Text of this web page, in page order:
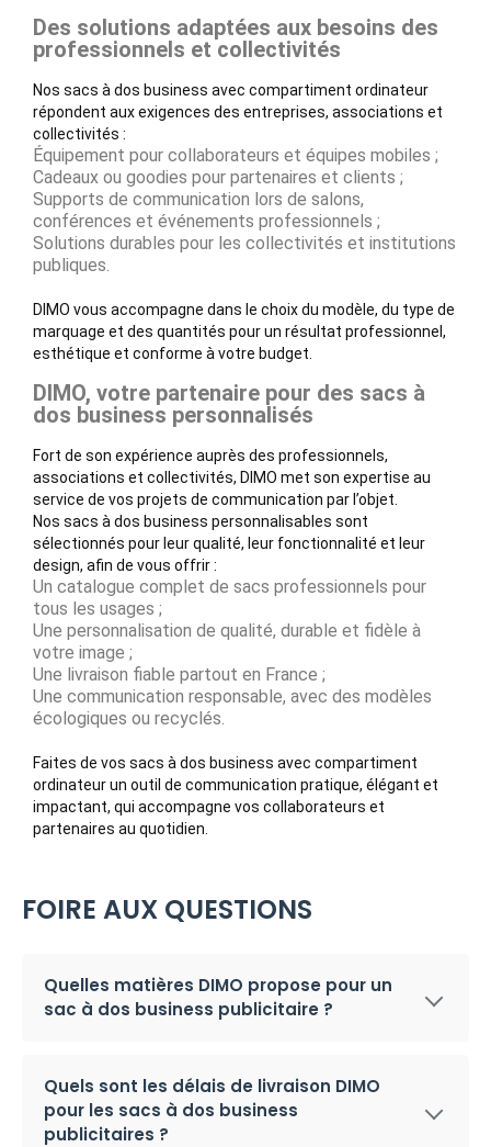
Des solutions adaptées aux besoins des
professionnels et collectivités
Nos sacs à dos business avec compartiment ordinateur
répondent aux exigences des entreprises, associations et
collectivités :
Équipement pour collaborateurs et équipes mobiles ;
Cadeaux ou goodies pour partenaires et clients ;
Supports de communication lors de salons,
conférences et événements professionnels ;
Solutions durables pour les collectivités et institutions
publiques.
DIMO vous accompagne dans le choix du modèle, du type de
marquage et des quantités pour un résultat professionnel,
esthétique et conforme à votre budget.
DIMO, votre partenaire pour des sacs à
dos business personnalisés
Fort de son expérience auprès des professionnels,
associations et collectivités, DIMO met son expertise au
service de vos projets de communication par l’objet.
Nos sacs à dos business personnalisables sont
sélectionnés pour leur qualité, leur fonctionnalité et leur
design, afin de vous offrir :
Un catalogue complet de sacs professionnels pour
tous les usages ;
Une personnalisation de qualité, durable et fidèle à
votre image ;
Une livraison fiable partout en France ;
Une communication responsable, avec des modèles
écologiques ou recyclés.
Faites de vos sacs à dos business avec compartiment
ordinateur un outil de communication pratique, élégant et
impactant, qui accompagne vos collaborateurs et
partenaires au quotidien.
FOIRE AUX QUESTIONS
Quelles matières DIMO propose pour un
sac à dos business publicitaire ?
Quels sont les délais de livraison DIMO
pour les sacs à dos business
publicitaires ?